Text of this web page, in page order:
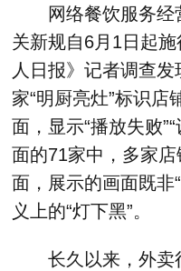
网络餐饮服务经
关新规自6月1日起
人日报》记者调查
家“明厨亮灶”标识
面，显示“播放失败
面的71家中，多家
面，展示的画面既非
义上的“灯下黑”。
长久以来，外卖